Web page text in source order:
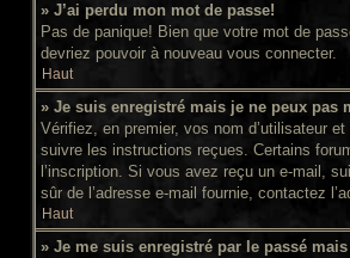
» J’ai perdu mon mot de passe!
Pas de panique! Bien que votre mot de
devriez pouvoir à nouveau vous connecter.
Haut
» Je suis enregistré mais je ne peux pas
Vérifiez, en premier, vos nom d’utilisateur
suivre les instructions reçues. Certains
l’inscription. Si vous avez reçu un e-mail,
sûr de l’adresse e-mail fournie, contactez
Haut
» Je me suis enregistré par le passé